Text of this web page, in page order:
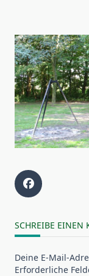
SCHREIBE EINEN
Deine E-Mail-
Erforderliche